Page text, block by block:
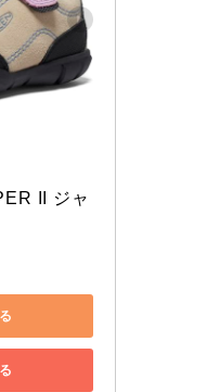
II ジャ